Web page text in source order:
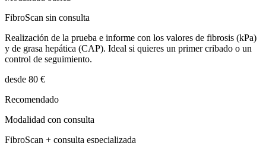
FibroScan sin consulta
Realización de la prueba e informe con los valores de fibrosis (kPa)
y de grasa hepática (CAP). Ideal si quieres un primer cribado o un
control de seguimiento.
desde 80 €
Recomendado
Modalidad con consulta
FibroScan + consulta especializada